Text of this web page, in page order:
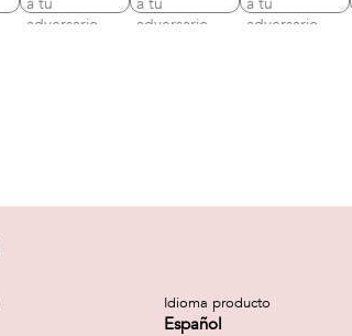
Idioma producto
Español